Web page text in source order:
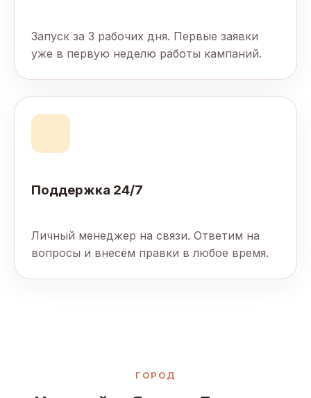
Запуск за 3 рабочих дня. Первые заявки
уже в первую неделю работы кампаний.
Поддержка 24/7
Личный менеджер на связи. Ответим на
вопросы и внесём правки в любое время.
ГОРОД